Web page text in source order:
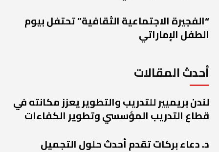
“الفجيرة الاجتماعية الثقافية” تحتفل بيوم
الطفل الإماراتي
أحدث المقالات
لندن بريميير للتدريب والتطوير يعزز مكانته في
قطاع التدريب المؤسسي وتطوير الكفاءات
د. دعاء بركات تقدم أحدث حلول التجميل